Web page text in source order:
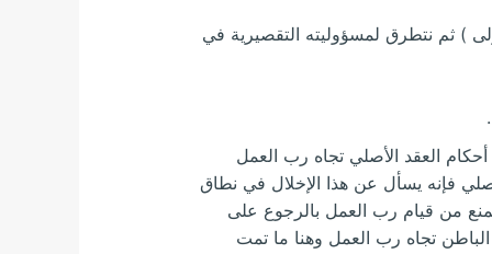
) ثم نتطرق لمسؤوليته التقصيرية في
العقد الأصلي تجاه رب العمل
فإنه يسأل عن هذا الإخلال في نطاق
من قيام رب العمل بالرجوع على
تجاه رب العمل وهنا ما تمت